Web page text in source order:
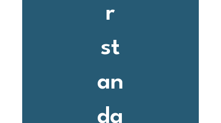
r
st
an
da